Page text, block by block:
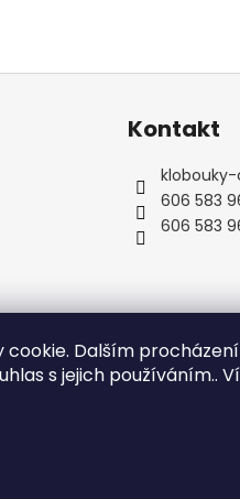
cookie. Dalším
s jejich používáním..
Kontakt
606 583
606 583